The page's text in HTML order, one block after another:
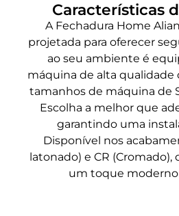
Características
A Fechadura Home
projetada para oferecer
ao seu ambiente é
máquina de alta qualidade
tamanhos de máquina de
Escolha a melhor que
garantindo uma
Disponível nos
latonado) e CR
um toque moderno